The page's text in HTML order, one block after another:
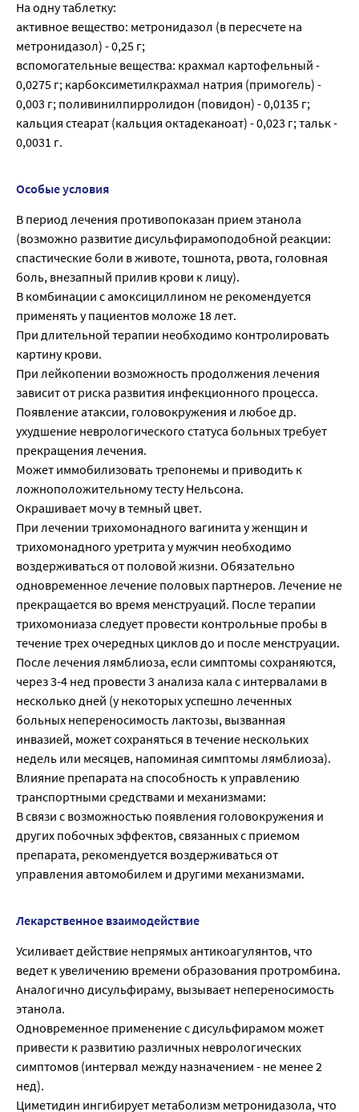
На одну таблетку:
активное вещество: метронидазол (в пересчете на
метронидазол) - 0,25 г;
вспомогательные вещества: крахмал картофельный -
0,0275 г; карбоксиметилкрахмал натрия (примогель) -
0,003 г; поливинилпирролидон (повидон) - 0,0135 г;
кальция стеарат (кальция октадеканоат) - 0,023 г; тальк -
0,0031 г.
Особые условия
В период лечения противопоказан прием этанола
(возможно развитие дисульфирамоподобной реакции:
спастические боли в животе, тошнота, рвота, головная
боль, внезапный прилив крови к лицу).
В комбинации с амоксициллином не рекомендуется
применять у пациентов моложе 18 лет.
При длительной терапии необходимо контролировать
картину крови.
При лейкопении возможность продолжения лечения
зависит от риска развития инфекционного процесса.
Появление атаксии, головокружения и любое др.
ухудшение неврологического статуса больных требует
прекращения лечения.
Может иммобилизовать трепонемы и приводить к
ложноположительному тесту Нельсона.
Окрашивает мочу в темный цвет.
При лечении трихомонадного вагинита у женщин и
трихомонадного уретрита у мужчин необходимо
воздерживаться от половой жизни. Обязательно
одновременное лечение половых партнеров. Лечение не
прекращается во время менструаций. После терапии
трихомониаза следует провести контрольные пробы в
течение трех очередных циклов до и после менструации.
После лечения лямблиоза, если симптомы сохраняются,
через 3-4 нед провести 3 анализа кала с интервалами в
несколько дней (у некоторых успешно леченных
больных непереносимость лактозы, вызванная
инвазией, может сохраняться в течение нескольких
недель или месяцев, напоминая симптомы лямблиоза).
Влияние препарата на способность к управлению
транспортными средствами и механизмами:
В связи с возможностью появления головокружения и
других побочных эффектов, связанных с приемом
препарата, рекомендуется воздерживаться от
управления автомобилем и другими механизмами.
Лекарственное взаимодействие
Усиливает действие непрямых антикоагулянтов, что
ведет к увеличению времени образования протромбина.
Аналогично дисульфираму, вызывает непереносимость
этанола.
Одновременное применение с дисульфирамом может
привести к развитию различных неврологических
симптомов (интервал между назначением - не менее 2
нед).
Циметидин ингибирует метаболизм метронидазола, что